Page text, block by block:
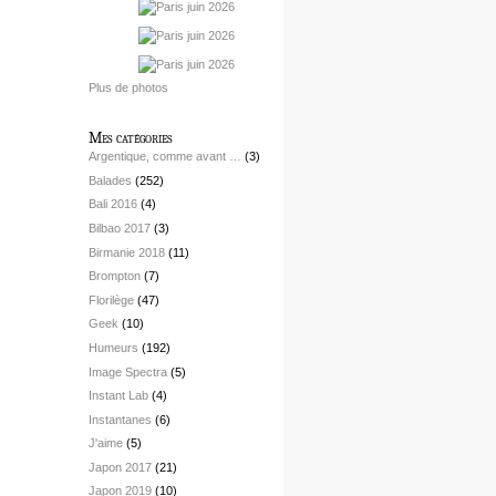
Plus de photos
Mes catégories
Argentique, comme avant …
(3)
Balades (252)
Bali 2016 (4)
Bilbao 2017 (3)
Birmanie 2018 (11)
Brompton (7)
Florilège (47)
Geek (10)
Humeurs (192)
Image Spectra (5)
Instant Lab (4)
Instantanes (6)
J'aime (5)
Japon 2017 (21)
Japon 2019 (10)